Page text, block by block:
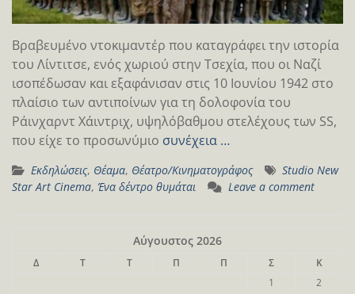
Βραβευμένο ντοκιμαντέρ που καταγράφει την ιστορία
του Λίντιτσε, ενός χωριού στην Τσεχία, που οι Nαζί
ισοπέδωσαν και εξαφάνισαν στις 10 Ιουνίου 1942 στο
πλαίσιο των αντιποίνων για τη δολοφονία του
Ράινχαρντ Χάιντριχ, υψηλόβαθμου στελέχους των SS,
που είχε το προσωνύμιο συνέχεια …
Εκδηλώσεις, Θέαμα, Θέατρο/Κινηματογράφος
Studio New
Star Art Cinema, Ένα δέντρο θυμάται Leave a comment
Αύγουστος 2026
Δ Τ Τ Π Π Σ
Κ
1
2